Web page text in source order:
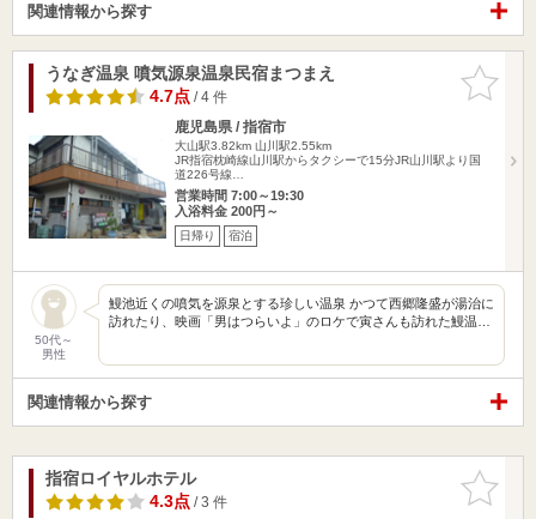
関連情報から探す
お気に入
りに追加
うなぎ温泉 噴気源泉温泉民宿まつまえ
4.7点/ 4 件
鹿児島県 / 指宿市
大山駅3.82km 山川駅2.55km
JR指宿枕崎線山川駅からタクシーで15分JR山川駅より国
道226号線…
営業時間 7:00～19:30
入浴料金 200円～
日帰り 宿泊
50代～
男性
鰻池近くの噴気を源泉とする珍しい温泉 かつて西郷隆盛が湯治に
訪れたり、映画「男はつらいよ」のロケで寅さんも訪れた鰻温…
関連情報から探す
お気に入
りに追加
指宿ロイヤルホテル
4.3点/ 3 件